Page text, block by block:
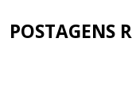
POSTAGENS